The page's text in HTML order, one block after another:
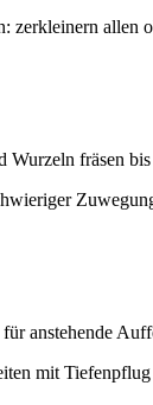
zerkleinern allen
mit Tiefenpflug